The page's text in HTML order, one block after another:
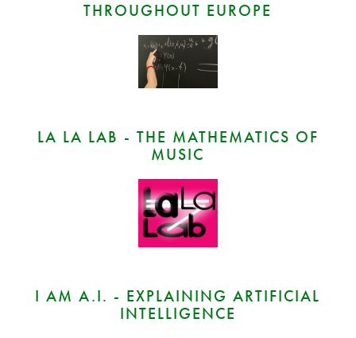
THROUGHOUT EUROPE
LA LA LAB - THE MATHEMATICS OF
MUSIC
I AM A.I. - EXPLAINING ARTIFICIAL
INTELLIGENCE